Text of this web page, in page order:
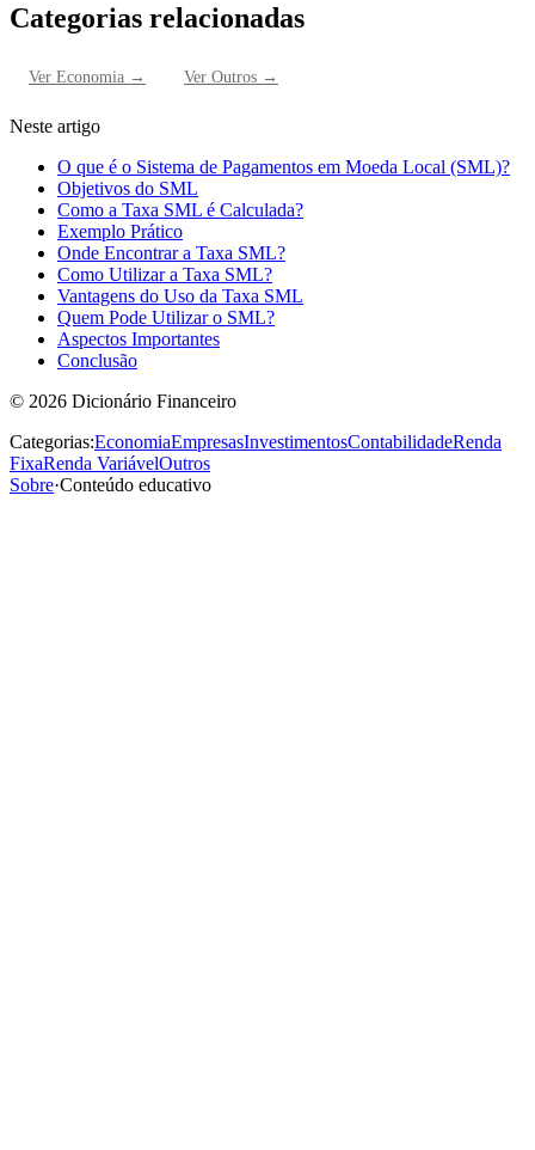
Categorias relacionadas
Ver Economia → Ver Outros →
Neste artigo
O que é o Sistema de Pagamentos em Moeda Local (SML)?
Objetivos do SML
Como a Taxa SML é Calculada?
Exemplo Prático
Onde Encontrar a Taxa SML?
Como Utilizar a Taxa SML?
Vantagens do Uso da Taxa SML
Quem Pode Utilizar o SML?
Aspectos Importantes
Conclusão
© 2026 Dicionário Financeiro
Categorias:EconomiaEmpresasInvestimentosContabilidadeRenda
FixaRenda VariávelOutros
Sobre·Conteúdo educativo